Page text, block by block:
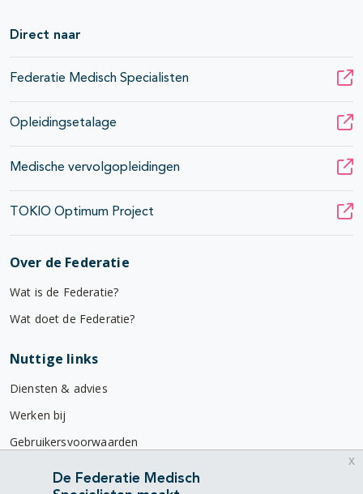
Direct naar
Federatie Medisch Specialisten
Opleidingsetalage
Medische vervolgopleidingen
TOKIO Optimum Project
Over de Federatie
Wat is de Federatie?
Wat doet de Federatie?
Nuttige links
Diensten & advies
Werken bij
Gebruikersvoorwaarden
Privacyverklaring
De Federatie Medisch
x